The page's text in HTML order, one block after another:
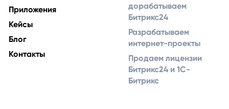
Приложения
Кейсы
Блог
Контакты
дорабатываем
Битрикс24
Разрабатываем
интернет-проекты
Продаем лицензии
Битрикс24 и 1С-
Битрикс